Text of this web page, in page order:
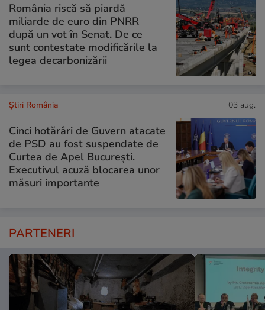
România riscă să piardă
miliarde de euro din PNRR
după un vot în Senat. De ce
sunt contestate modificările la
legea decarbonizării
Știri România 03 aug.
Cinci hotărâri de Guvern atacate
de PSD au fost suspendate de
Curtea de Apel București.
Executivul acuză blocarea unor
măsuri importante
PARTENERI